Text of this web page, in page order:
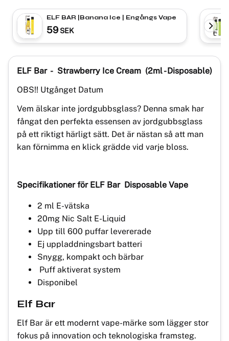
ELF BAR |Banana Ice | Engångs Vape
59 SEK
ELF Bar - Strawberry Ice Cream (2ml - Disposable)
OBS!! Utgånget Datum
Vem älskar inte jordgubbsglass? Denna smak har
fångat den perfekta essensen av jordgubbsglass
på ett riktigt härligt sätt. Det är nästan så att man
kan förnimma en klick grädde vid varje bloss.
Specifikationer för ELF Bar Disposable Vape
2 ml E-vätska
20mg Nic Salt E-Liquid
Upp till 600 puffar levererade
Ej uppladdningsbart batteri
Snygg, kompakt och bärbar
Puff aktiverat system
Disponibel
Elf Bar
Elf Bar är ett modernt vape-märke som lägger stor
fokus på innovation och teknologiska framsteg.